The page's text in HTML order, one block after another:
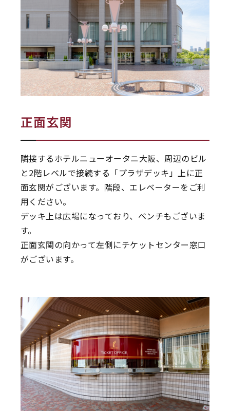
正面玄関
隣接するホテルニューオータニ大阪、周辺のビル
と2階レベルで接続する「プラザデッキ」上に正
面玄関がございます。階段、エレベーターをご利
用ください。
デッキ上は広場になっており、ベンチもございま
す。
正面玄関の向かって左側にチケットセンター窓口
がございます。